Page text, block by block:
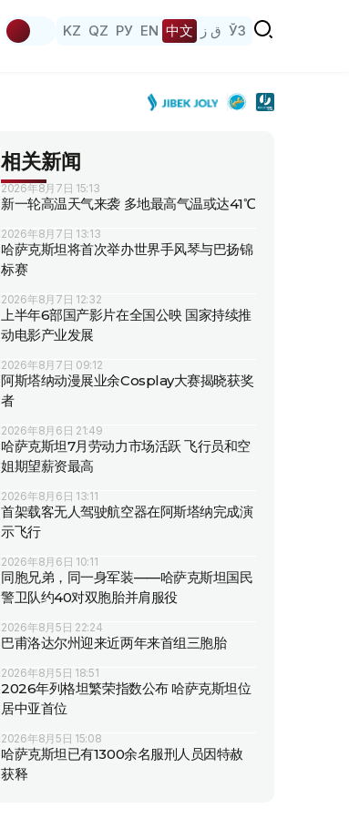
KZ QZ РУ EN 中文 ق ز ЎЗ
相关新闻
2026年8月7日 15:13
新一轮高温天气来袭 多地最高气温或达41℃
2026年8月7日 13:13
哈萨克斯坦将首次举办世界手风琴与巴扬锦
标赛
2026年8月7日 12:32
上半年6部国产影片在全国公映 国家持续推
动电影产业发展
2026年8月7日 09:12
阿斯塔纳动漫展业余Cosplay大赛揭晓获奖
者
2026年8月6日 21:49
哈萨克斯坦7月劳动力市场活跃 飞行员和空
姐期望薪资最高
2026年8月6日 13:11
首架载客无人驾驶航空器在阿斯塔纳完成演
示飞行
2026年8月6日 10:11
同胞兄弟，同一身军装——哈萨克斯坦国民
警卫队约40对双胞胎并肩服役
2026年8月5日 22:24
巴甫洛达尔州迎来近两年来首组三胞胎
2026年8月5日 18:51
2026年列格坦繁荣指数公布 哈萨克斯坦位
居中亚首位
2026年8月5日 15:08
哈萨克斯坦已有1300余名服刑人员因特赦
获释